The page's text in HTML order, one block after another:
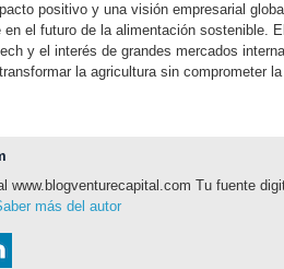
positivo y una visión empresarial
el futuro de la alimentación sostenible.
y el interés de grandes mercados
la agricultura sin comprometer
www.blogventurecapital.com Tu fuente
más del autor